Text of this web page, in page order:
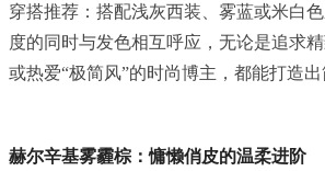
穿搭推荐：搭配浅灰西装、雾蓝或米白
度的同时与发色相互呼应，无论是追求
或热爱“极简风”的时尚博主，都能打造出
赫尔辛基雾霾棕：慵懒俏皮的温柔进阶